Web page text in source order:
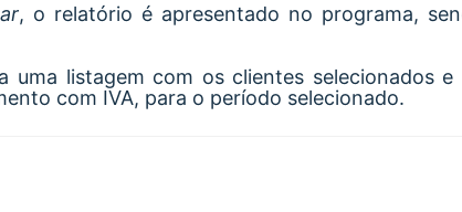
, o relatório é apresentado no programa,
uma listagem com os clientes selecionados
com IVA, para o período selecionado.